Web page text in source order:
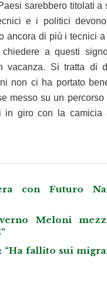
sarebbero titolati
e i politici
ancora di più i tecnici
a questi
vacanza. Si tratta
non ci ha portato
messo su un
in giro con la
con Futuro
Meloni
“Ha fallito sui